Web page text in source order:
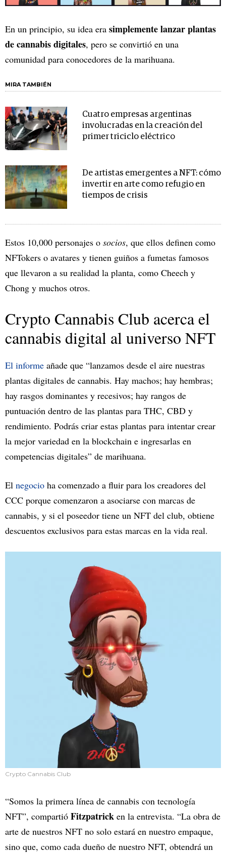
En un principio, su idea era simplemente lanzar plantas
de cannabis digitales, pero se convirtió en una
comunidad para conocedores de la marihuana.
MIRA TAMBIÉN
Cuatro empresas argentinas
involucradas en la creación del
primer triciclo eléctrico
De artistas emergentes a NFT: cómo
invertir en arte como refugio en
tiempos de crisis
Estos 10,000 personajes o socios, que ellos definen como
NFTokers o avatares y tienen guiños a fumetas famosos
que llevaron a su realidad la planta, como Cheech y
Chong y muchos otros.
Crypto Cannabis Club acerca el
cannabis digital al universo NFT
El informe añade que “lanzamos desde el aire nuestras
plantas digitales de cannabis. Hay machos; hay hembras;
hay rasgos dominantes y recesivos; hay rangos de
puntuación dentro de las plantas para THC, CBD y
rendimiento. Podrás criar estas plantas para intentar crear
la mejor variedad en la blockchain e ingresarlas en
competencias digitales” de marihuana.
El negocio ha comenzado a fluir para los creadores del
CCC porque comenzaron a asociarse con marcas de
cannabis, y si el poseedor tiene un NFT del club, obtiene
descuentos exclusivos para estas marcas en la vida real.
Crypto Cannabis Club
“Somos la primera línea de cannabis con tecnología
NFT”, compartió Fitzpatrick en la entrevista. “La obra de
arte de nuestros NFT no solo estará en nuestro empaque,
sino que, como cada dueño de nuestro NFT, obtendrá un